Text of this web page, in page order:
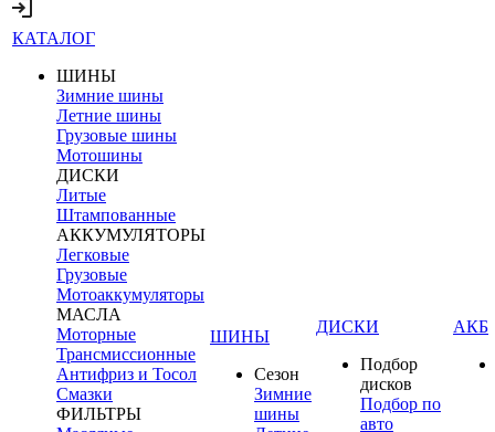
КАТАЛОГ
ШИНЫ
Зимние шины
Летние шины
Грузовые шины
Мотошины
ДИСКИ
Литые
Штампованные
АККУМУЛЯТОРЫ
Легковые
Грузовые
Мотоаккумуляторы
МАСЛА
Моторные
Трансмиссионные
Антифриз и Тосол
Смазки
ФИЛЬТРЫ
ШИНЫ
Сезон
Зимние
шины
ДИСКИ
Подбор
дисков
Подбор по
авто
АКБ